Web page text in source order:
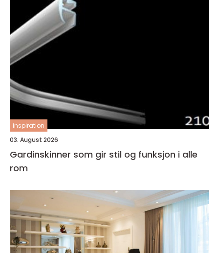
inspiration
03. August 2026
Gardinskinner som gir stil og funksjon i alle
rom